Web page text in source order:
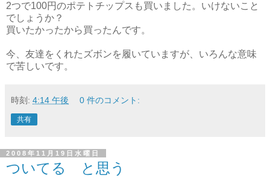
2つで100円のポテトチップスも買いました。いけないこと
でしょうか？
買いたかったから買ったんです。
今、友達をくれたズボンを履いていますが、いろんな意味
で苦しいです。
時刻: 4:14 午後 0 件のコメント:
共有
2008年11月19日水曜日
ついてる と思う